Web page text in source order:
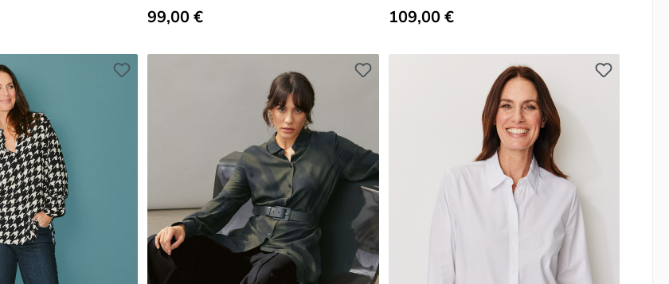
Regulärer Preis:
99,00 €
AMAS
Regulärer Preis:
109,00 €